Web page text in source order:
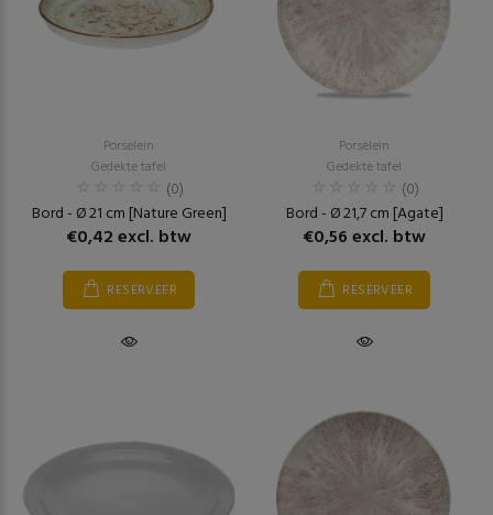
Porselein
Gedekte tafel
(0)
Bord - Ø 21 cm [Nature Green]
€0,42 excl. btw
RESERVEER
Porselein
Gedekte tafel
(0)
Bord - Ø 21,7 cm [Agate]
€0,56 excl. btw
RESERVEER